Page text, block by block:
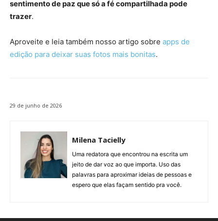
sentimento de paz que só a fé compartilhada pode
trazer.
Aproveite e leia também nosso artigo sobre apps de
edição para deixar suas fotos mais bonitas.
29 de junho de 2026
Milena Tacielly
Uma redatora que encontrou na escrita um
jeito de dar voz ao que importa. Uso das
palavras para aproximar ideias de pessoas e
espero que elas façam sentido pra você.